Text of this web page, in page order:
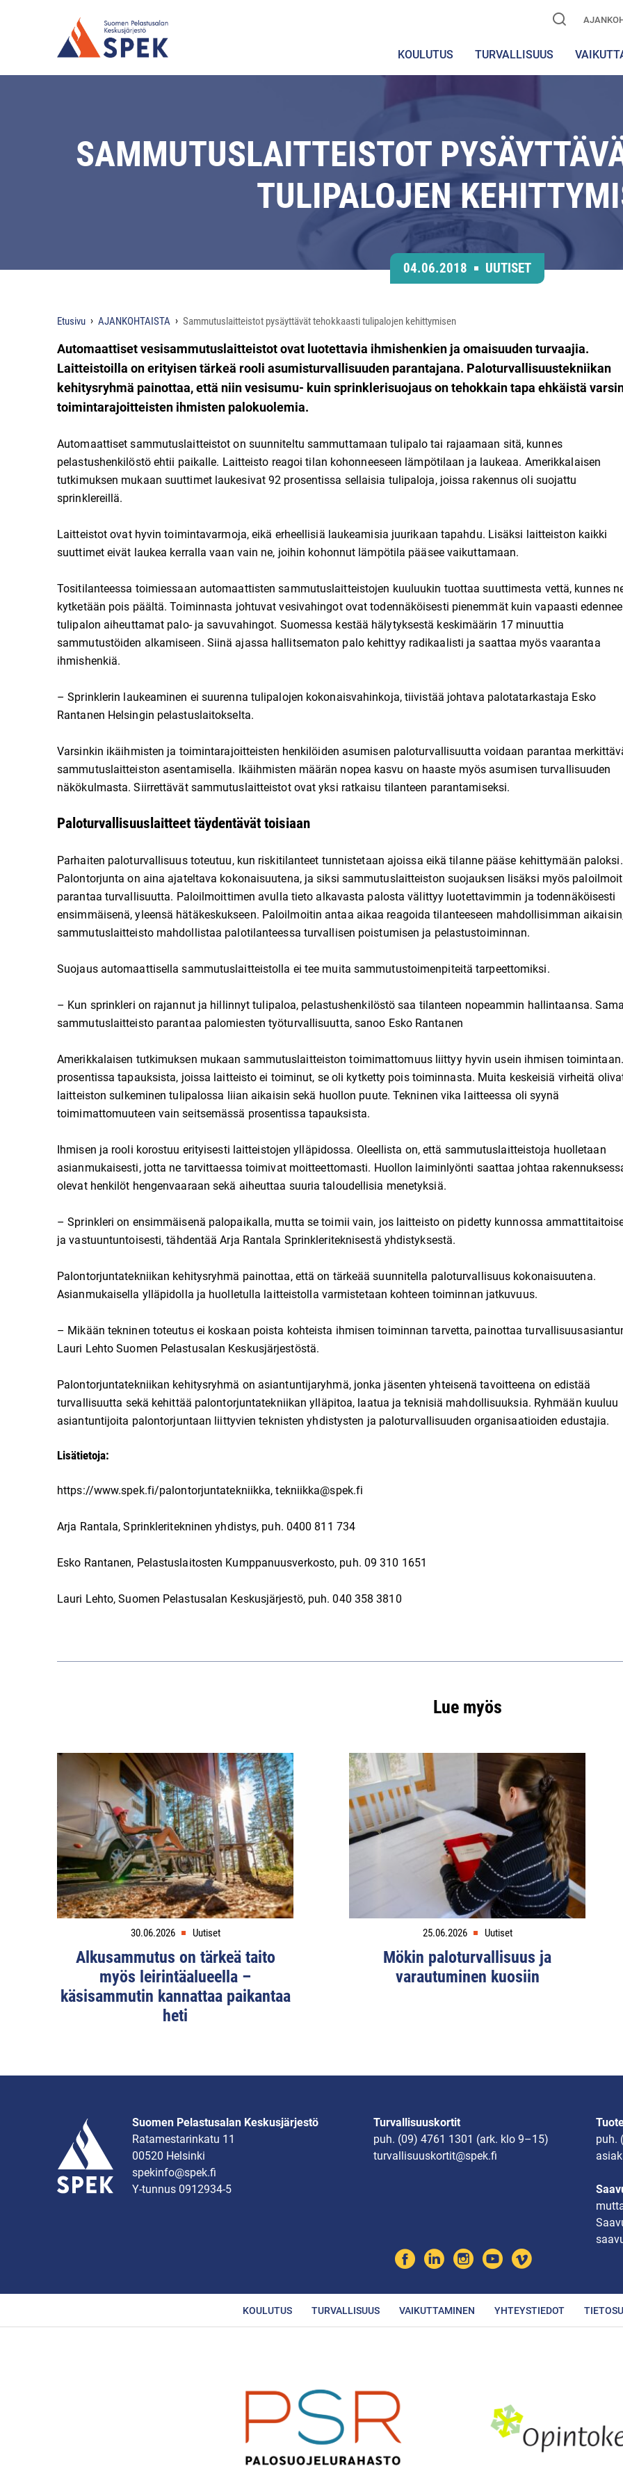
KOULUTUS TURVALLISUUS
SAMMUTUSLAITTEISTOT
TULIPALOJEN
04.06.2018 UUTISET
Etusivu AJANKOHTAISTA Sammutuslaitteistot pysäyttävät tehokkaasti tulipalojen kehittymisen
Automaattiset vesisammutuslaitteistot ovat luotettavia ihmishenkien ja omaisuuden turvaajia.
Laitteistoilla on erityisen tärkeä rooli asumisturvallisuuden parantajana. Paloturvallisuustekniikan
kehitysryhmä painottaa, että niin vesisumu- kuin sprinklerisuojaus on tehokkain tapa ehkäistä
toimintarajoitteisten ihmisten palokuolemia.
Automaattiset sammutuslaitteistot on suunniteltu sammuttamaan tulipalo tai rajaamaan sitä, kunnes
pelastushenkilöstö ehtii paikalle. Laitteisto reagoi tilan kohonneeseen lämpötilaan ja laukeaa. Amerikkalaisen
tutkimuksen mukaan suuttimet laukesivat 92 prosentissa sellaisia tulipaloja, joissa rakennus oli suojattu
sprinklereillä.
Laitteistot ovat hyvin toimintavarmoja, eikä erheellisiä laukeamisia juurikaan tapahdu. Lisäksi laitteiston kaikki
suuttimet eivät laukea kerralla vaan vain ne, joihin kohonnut lämpötila pääsee vaikuttamaan.
Tositilanteessa toimiessaan automaattisten sammutuslaitteistojen kuuluukin tuottaa suuttimesta vettä, kunnes
kytketään pois päältä. Toiminnasta johtuvat vesivahingot ovat todennäköisesti pienemmät kuin vapaasti
tulipalon aiheuttamat palo- ja savuvahingot. Suomessa kestää hälytyksestä keskimäärin 17 minuuttia
sammutustöiden alkamiseen. Siinä ajassa hallitsematon palo kehittyy radikaalisti ja saattaa myös vaarantaa
ihmishenkiä.
– Sprinklerin laukeaminen ei suurenna tulipalojen kokonaisvahinkoja, tiivistää johtava palotatarkastaja Esko
Rantanen Helsingin pelastuslaitokselta.
Varsinkin ikäihmisten ja toimintarajoitteisten henkilöiden asumisen paloturvallisuutta voidaan parantaa
sammutuslaitteiston asentamisella. Ikäihmisten määrän nopea kasvu on haaste myös asumisen turvallisuuden
näkökulmasta. Siirrettävät sammutuslaitteistot ovat yksi ratkaisu tilanteen parantamiseksi.
Paloturvallisuuslaitteet täydentävät toisiaan
Parhaiten paloturvallisuus toteutuu, kun riskitilanteet tunnistetaan ajoissa eikä tilanne pääse kehittymään paloksi.
Palontorjunta on aina ajateltava kokonaisuutena, ja siksi sammutuslaitteiston suojauksen lisäksi myös
parantaa turvallisuutta. Paloilmoittimen avulla tieto alkavasta palosta välittyy luotettavimmin ja todennäköisesti
ensimmäisenä, yleensä hätäkeskukseen. Paloilmoitin antaa aikaa reagoida tilanteeseen mahdollisimman
sammutuslaitteisto mahdollistaa palotilanteessa turvallisen poistumisen ja pelastustoiminnan.
Suojaus automaattisella sammutuslaitteistolla ei tee muita sammutustoimenpiteitä tarpeettomiksi.
– Kun sprinkleri on rajannut ja hillinnyt tulipaloa, pelastushenkilöstö saa tilanteen nopeammin hallintaansa.
sammutuslaitteisto parantaa palomiesten työturvallisuutta, sanoo Esko Rantanen
Amerikkalaisen tutkimuksen mukaan sammutuslaitteiston toimimattomuus liittyy hyvin usein ihmisen
prosentissa tapauksista, joissa laitteisto ei toiminut, se oli kytketty pois toiminnasta. Muita keskeisiä virheitä
laitteiston sulkeminen tulipalossa liian aikaisin sekä huollon puute. Tekninen vika laitteessa oli syynä
toimimattomuuteen vain seitsemässä prosentissa tapauksista.
Ihmisen ja rooli korostuu erityisesti laitteistojen ylläpidossa. Oleellista on, että sammutuslaitteistoja huolletaan
asianmukaisesti, jotta ne tarvittaessa toimivat moitteettomasti. Huollon laiminlyönti saattaa johtaa
olevat henkilöt hengenvaaraan sekä aiheuttaa suuria taloudellisia menetyksiä.
– Sprinkleri on ensimmäisenä palopaikalla, mutta se toimii vain, jos laitteisto on pidetty kunnossa
ja vastuuntuntoisesti, tähdentää Arja Rantala Sprinkleriteknisestä yhdistyksestä.
Palontorjuntatekniikan kehitysryhmä painottaa, että on tärkeää suunnitella paloturvallisuus kokonaisuutena.
Asianmukaisella ylläpidolla ja huolletulla laitteistolla varmistetaan kohteen toiminnan jatkuvuus.
– Mikään tekninen toteutus ei koskaan poista kohteista ihmisen toiminnan tarvetta, painottaa
Lauri Lehto Suomen Pelastusalan Keskusjärjestöstä.
Palontorjuntatekniikan kehitysryhmä on asiantuntijaryhmä, jonka jäsenten yhteisenä tavoitteena on edistää
turvallisuutta sekä kehittää palontorjuntatekniikan ylläpitoa, laatua ja teknisiä mahdollisuuksia. Ryhmään kuuluu
asiantuntijoita palontorjuntaan liittyvien teknisten yhdistysten ja paloturvallisuuden organisaatioiden edustajia.
Lisätietoja:
https://www.spek.fi/palontorjuntatekniikka, tekniikka@spek.fi
Arja Rantala, Sprinkleritekninen yhdistys, puh. 0400 811 734
Esko Rantanen, Pelastuslaitosten Kumppanuusverkosto, puh. 09 310 1651
Lauri Lehto, Suomen Pelastusalan Keskusjärjestö, puh. 040 358 3810
Lue myös
30.06.2026 Uutiset
Alkusammutus on tärkeä taito
myös leirintäalueella –
käsisammutin kannattaa paikantaa
heti
25.06.2026 Uutiset
Mökin paloturvallisuus ja
varautuminen kuosiin
Suomen Pelastusalan Keskusjärjestö
Ratamestarinkatu 11
00520 Helsinki
spekinfo@spek.fi
Y-tunnus 0912934-5
Turvallisuuskortit
puh. (09) 4761 1301 (ark. klo 9–15)
turvallisuuskortit@spek.fi
puh.
KOULUTUS TURVALLISUUS VAIKUTTAMINEN YHTEYSTIEDOT